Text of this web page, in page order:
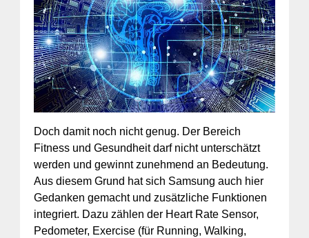
Doch damit noch nicht genug. Der Bereich
Fitness und Gesundheit darf nicht unterschätzt
werden und gewinnt zunehmend an Bedeutung.
Aus diesem Grund hat sich Samsung auch hier
Gedanken gemacht und zusätzliche Funktionen
integriert. Dazu zählen der Heart Rate Sensor,
Pedometer, Exercise (für Running, Walking,